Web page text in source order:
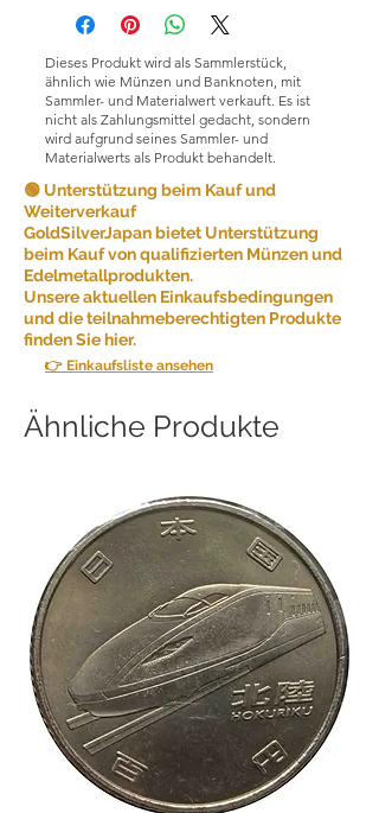
Dieses Produkt wird als Sammlerstück,
ähnlich wie Münzen und Banknoten, mit
Sammler- und Materialwert verkauft. Es ist
nicht als Zahlungsmittel gedacht, sondern
wird aufgrund seines Sammler- und
Materialwerts als Produkt behandelt.
🟢 Unterstützung beim Kauf und
Weiterverkauf
GoldSilverJapan bietet Unterstützung
beim Kauf von qualifizierten Münzen und
Edelmetallprodukten.
Unsere aktuellen Einkaufsbedingungen
und die teilnahmeberechtigten Produkte
finden Sie hier.
👉 Einkaufsliste ansehen
Ähnliche Produkte